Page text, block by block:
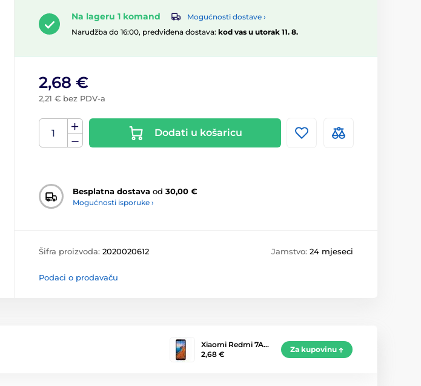
Na lageru 1 komand
Mogućnosti dostave ›
Narudžba do 16:00, predviđena dostava: kod vas u utorak 11. 8.
2,68 €
2,21 € bez PDV-a
Dodati u košaricu
Besplatna dostava od 30,00 €
Mogućnosti isporuke ›
Šifra proizvoda: 2020020612 Jamstvo: 24 mjeseci
Podaci o prodavaču
Xiaomi Redmi 7A…
2,68 €
Za kupovinu